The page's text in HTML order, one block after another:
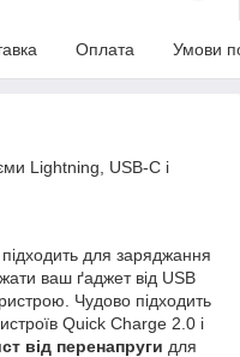
Оплата Умови
Lightning, USB-C і
для заряджання
ваш ґаджет від USB
Чудово підходить
Quick Charge 2.0 і
від перенапруги для